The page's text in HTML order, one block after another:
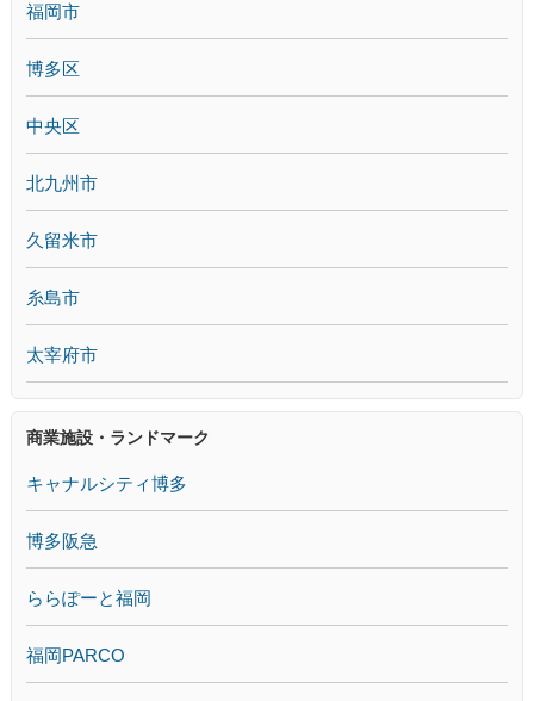
福岡市
博多区
中央区
北九州市
久留米市
糸島市
太宰府市
商業施設・ランドマーク
キャナルシティ博多
博多阪急
ららぽーと福岡
福岡PARCO